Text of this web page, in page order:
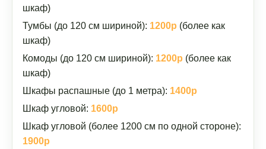
шкаф)
Тумбы (до 120 см шириной): 1200р (более как
шкаф)
Комоды (до 120 см шириной): 1200р (более как
шкаф)
Шкафы распашные (до 1 метра): 1400р
Шкаф угловой: 1600р
Шкаф угловой (более 1200 см по одной стороне):
1900р